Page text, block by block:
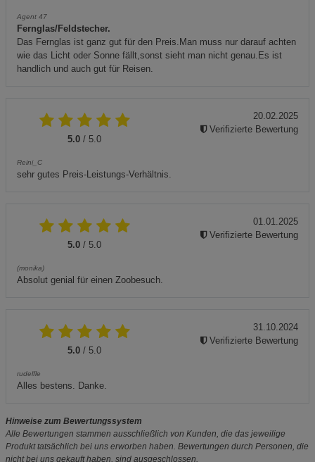
Agent 47
Fernglas/Feldstecher.
Das Fernglas ist ganz gut für den Preis.Man muss nur darauf achten
wie das Licht oder Sonne fällt,sonst sieht man nicht genau.Es ist
handlich und auch gut für Reisen.
5.0 / 5.0
Reini_C
sehr gutes Preis-Leistungs-Verhältnis.
20.02.2025
Verifizierte Bewertung
5.0 / 5.0
(monika)
Absolut genial für einen Zoobesuch.
01.01.2025
Verifizierte Bewertung
5.0 / 5.0
rudelfle
Alles bestens. Danke.
31.10.2024
Verifizierte Bewertung
Hinweise zum Bewertungssystem
Alle Bewertungen stammen ausschließlich von Kunden, die das jeweilige
Produkt tatsächlich bei uns erworben haben. Bewertungen durch Personen, die
nicht bei uns gekauft haben, sind ausgeschlossen.